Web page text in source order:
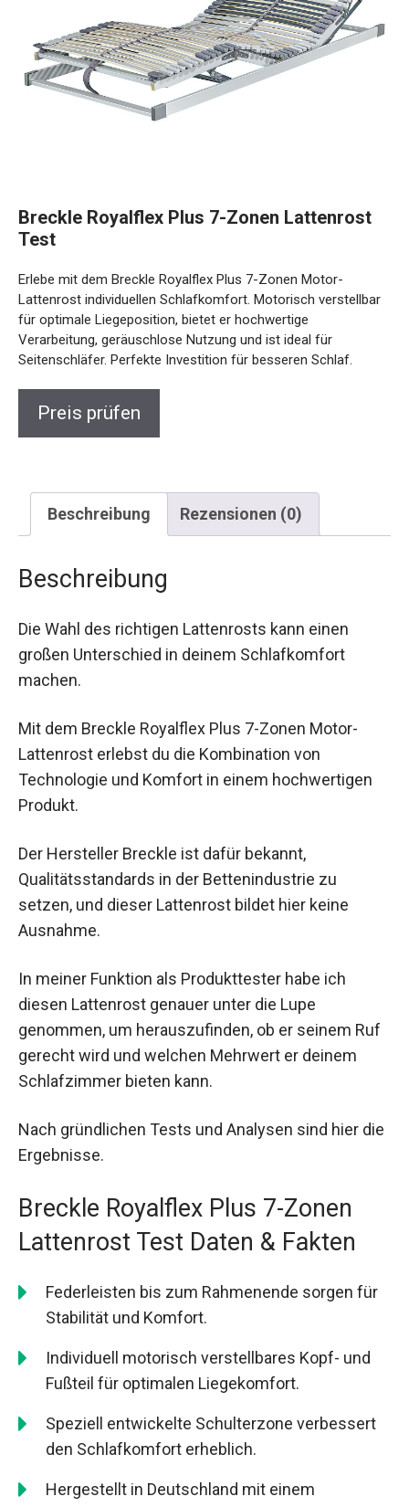
Breckle Royalflex Plus 7-Zonen Lattenrost
Test
Erlebe mit dem Breckle Royalflex Plus 7-Zonen Motor-
Lattenrost individuellen Schlafkomfort. Motorisch verstellbar
für optimale Liegeposition, bietet er hochwertige
Verarbeitung, geräuschlose Nutzung und ist ideal für
Seitenschläfer. Perfekte Investition für besseren Schlaf.
Preis prüfen
Beschreibung Rezensionen (0)
Beschreibung
Die Wahl des richtigen Lattenrosts kann einen
großen Unterschied in deinem Schlafkomfort
machen.
Mit dem Breckle Royalflex Plus 7-Zonen Motor-
Lattenrost erlebst du die Kombination von
Technologie und Komfort in einem hochwertigen
Produkt.
Der Hersteller Breckle ist dafür bekannt,
Qualitätsstandards in der Bettenindustrie zu
setzen, und dieser Lattenrost bildet hier keine
Ausnahme.
In meiner Funktion als Produkttester habe ich
diesen Lattenrost genauer unter die Lupe
genommen, um herauszufinden, ob er seinem Ruf
gerecht wird und welchen Mehrwert er deinem
Schlafzimmer bieten kann.
Nach gründlichen Tests und Analysen sind hier die
Ergebnisse.
Breckle Royalflex Plus 7-Zonen
Lattenrost Test Daten & Fakten
Federleisten bis zum Rahmenende sorgen für
Stabilität und Komfort.
Individuell motorisch verstellbares Kopf- und
Fußteil für optimalen Liegekomfort.
Speziell entwickelte Schulterzone verbessert
den Schlafkomfort erheblich.
Hergestellt in Deutschland mit einem